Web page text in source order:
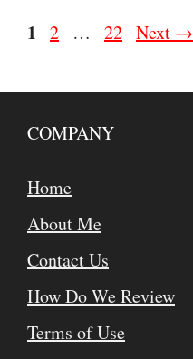
Page
1 Page
2 … Page
22 Next →
COMPANY
Home
About Me
Contact Us
How Do We Review
Terms of Use